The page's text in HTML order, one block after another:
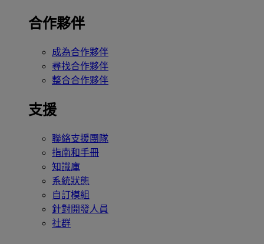
合作夥伴
成為合作夥伴
尋找合作夥伴
整合合作夥伴
支援
聯絡支援團隊
指南和手冊
知識庫
系統狀態
自訂模組
針對開發人員
社群